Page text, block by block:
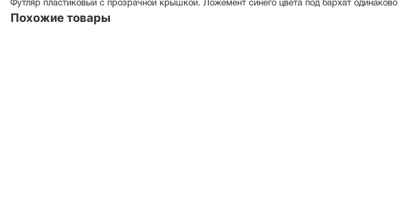
Футляр пластиковый с прозрачной крышкой. Ложемент синего цвета под бархат
Похожие товары